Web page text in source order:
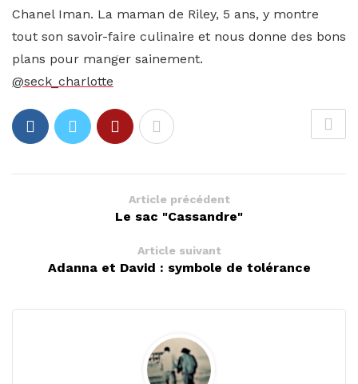
Chanel Iman. La maman de Riley, 5 ans, y montre
tout son savoir-faire culinaire et nous donne des bons
plans pour manger sainement.
@seck_charlotte
Article précédent
Le sac "Cassandre"
Article suivant
Adanna et David : symbole de tolérance